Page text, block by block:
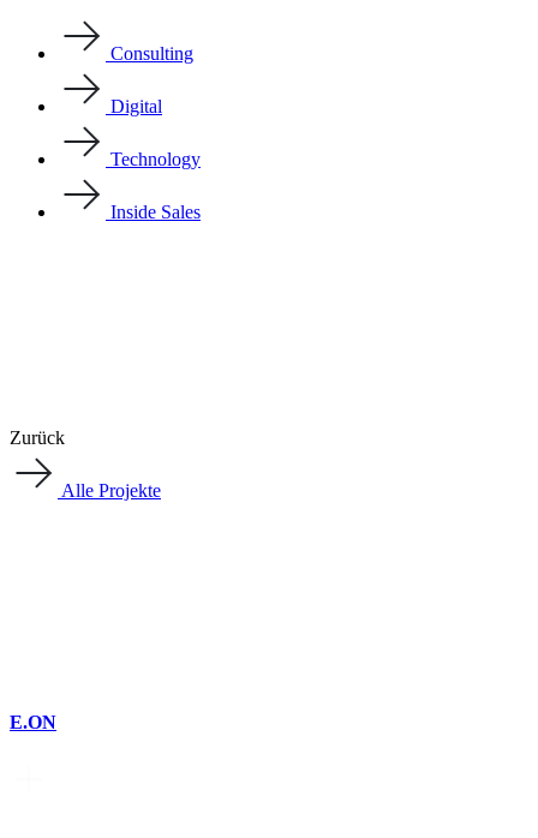
Consulting
Digital
Technology
Inside Sales
Zurück
Alle Projekte
E.ON